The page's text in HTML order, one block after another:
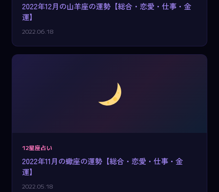
2022年12月の山羊座の運勢【総合・恋愛・仕事・金
運】
2022.06.18
12星座占い
2022年11月の蠍座の運勢【総合・恋愛・仕事・金
運】
2022.05.18